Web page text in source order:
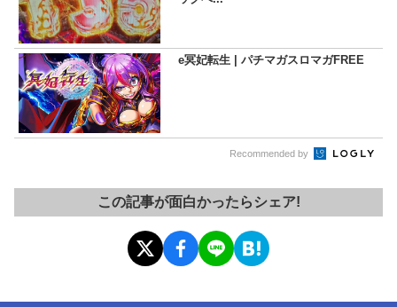
e冥妃転生 | パチマガスロマガFREE
Recommended by
この記事が面白かったらシェア!